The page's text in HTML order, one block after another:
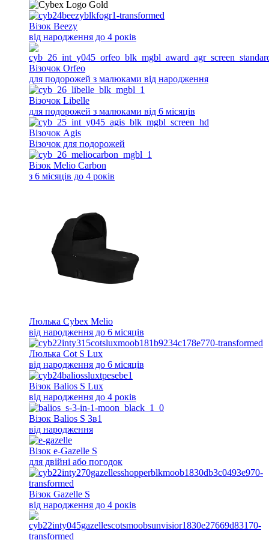
Візок Beezy
від народження до 4 років
Візочок Orfeo
для подорожей з малюками від народження
Візочок Libelle
для подорожей з малюками від 6 місяців
Візочок Agis
Візочок для подорожей
Візок Melio Carbon
з 6 місяців до 4 років
Люлька Cybex Melio
від народження до 6 місяців
Люлька Cot S Lux
від народження до 6 місяців
Візок Balios S Lux
від народження до 4 років
Візок Balios S 3в1
від народження
Візок e-Gazelle S
для двійні або погодок
Візок Gazelle S
від народження до 4 років